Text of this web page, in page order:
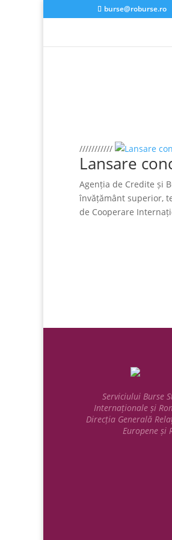
burse@roburse.ro
///////////
Lansare
Agenția de Credite și
învățământ superior,
de Cooperare
Serviciului Burse
Internaționale și
Direcția Generală
Europene și